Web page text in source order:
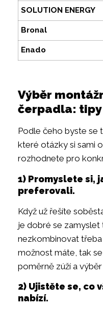
SOLUTION ENERGY
Bronal
Enado
Výběr
čerpadla: tipy
Podle čeho byste se
které otázky si sami
rozhodnete pro
1) Promyslete si,
preferovali.
Když už řešíte
je dobré se zamyslet
nezkombinovat
možnost máte, tak
poměrně zúží a výběr
2) Ujistěte se, co
nabízí.